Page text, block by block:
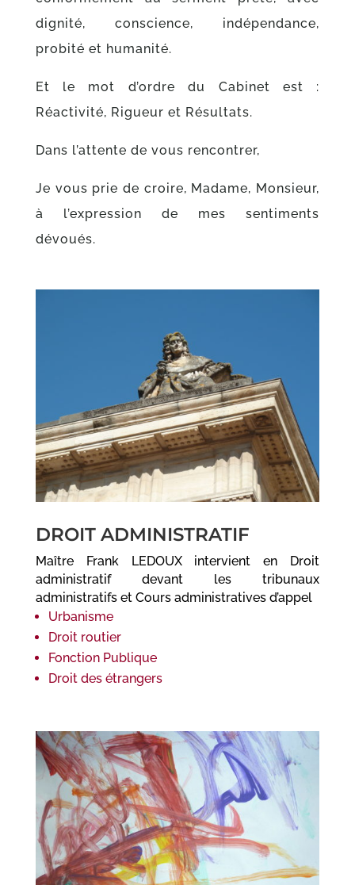
dignité, conscience, indépendance,
probité et humanité.
Et le mot d’ordre du Cabinet est :
Réactivité, Rigueur et Résultats.
Dans l’attente de vous rencontrer,
Je vous prie de croire, Madame, Monsieur,
à l’expression de mes sentiments
dévoués.
DROIT ADMINISTRATIF
Maître Frank LEDOUX intervient en Droit
administratif devant les tribunaux
administratifs et Cours administratives d’appel
Urbanisme
Droit routier
Fonction Publique
Droit des étrangers